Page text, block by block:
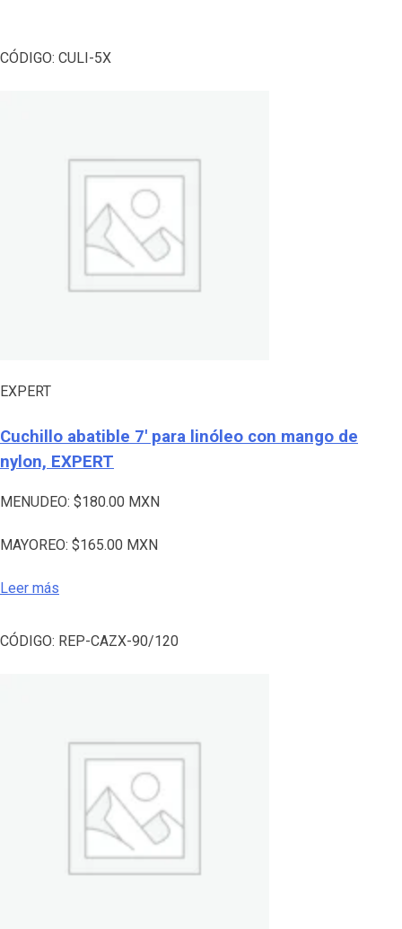
CÓDIGO: CULI-5X
EXPERT
Cuchillo abatible 7′ para linóleo con mango de
nylon, EXPERT
MENUDEO: $180.00 MXN
MAYOREO: $165.00 MXN
Leer más
CÓDIGO: REP-CAZX-90/120